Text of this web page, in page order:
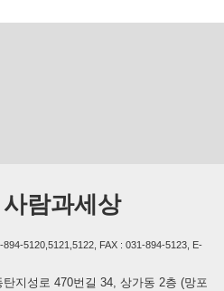
람과세상
5120,5121,5122, FAX : 031-894-5123, E-
지성로 470번길 34, 상가동 2층 (망포